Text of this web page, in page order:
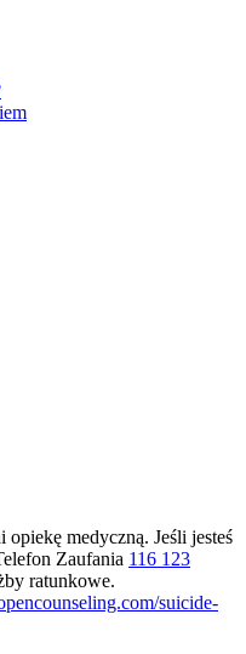
medyczną. Jeśli jesteś
Zaufania 116 123
ratunkowe.
suicide-